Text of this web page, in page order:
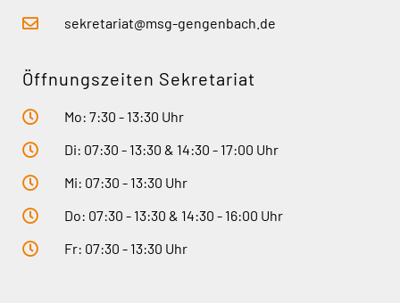
sekretariat@msg-gengenbach.de
Öffnungszeiten Sekretariat
Mo: 7:30 - 13:30 Uhr
Di: 07:30 - 13:30 & 14:30 - 17:00 Uhr
Mi: 07:30 - 13:30 Uhr
Do: 07:30 - 13:30 & 14:30 - 16:00 Uhr
Fr: 07:30 - 13:30 Uhr